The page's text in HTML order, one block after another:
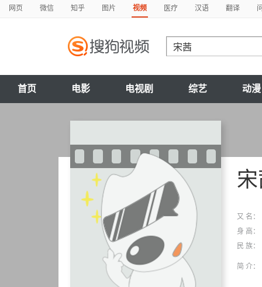
网页 微信 知乎 图片 视频 医疗 汉语 翻译
首页 电影 电视剧 综艺 动漫
又 名：
身 高：
民 族：
简 介：